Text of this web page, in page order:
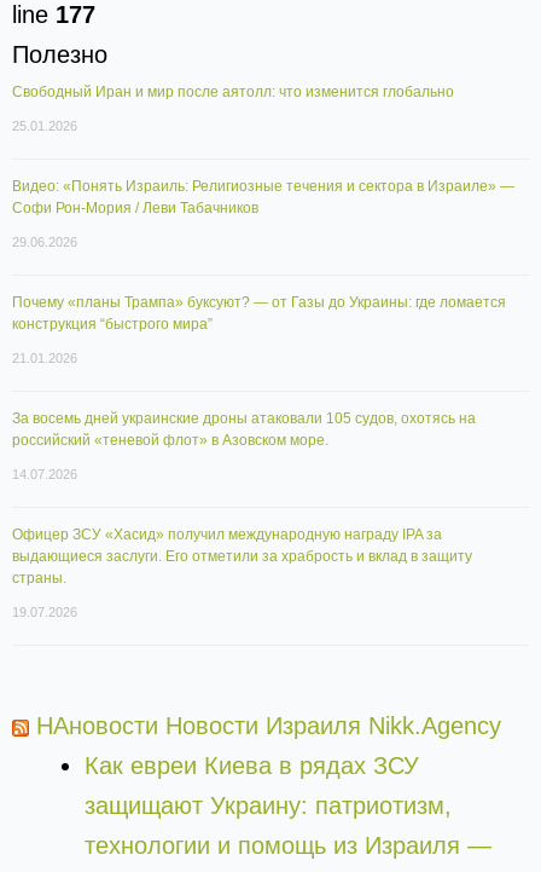
line 177
Полезно
Свободный Иран и мир после аятолл: что изменится глобально
25.01.2026
Видео: «Понять Израиль: Религиозные течения и сектора в Израиле» —
Софи Рон-Мория / Леви Табачников
29.06.2026
Почему «планы Трампа» буксуют? — от Газы до Украины: где ломается
конструкция “быстрого мира”
21.01.2026
За восемь дней украинские дроны атаковали 105 судов, охотясь на
российский «теневой флот» в Азовском море.
14.07.2026
Офицер ЗСУ «Хасид» получил международную награду IPA за
выдающиеся заслуги. Его отметили за храбрость и вклад в защиту
страны.
19.07.2026
НАновости Новости Израиля Nikk.Agency
Как евреи Киева в рядах ЗСУ
защищают Украину: патриотизм,
технологии и помощь из Израиля —